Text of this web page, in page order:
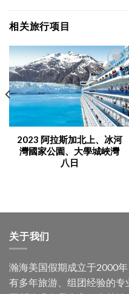
相关旅行项目
Add to
Wishlist
2023 阿拉斯加北上、冰河
灣國家公園、大學城峽灣
八日
关于我们
瀚海美国假期成立于2000
有多年旅游、组团经验的专